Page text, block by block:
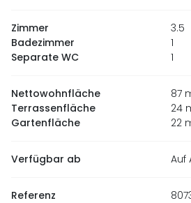
Zimmer
3.5
Badezimmer
1
Separate WC
1
Nettowohnfläche 87
Terrassenfläche 24
Gartenfläche 22
Verfügbar ab Auf
Referenz